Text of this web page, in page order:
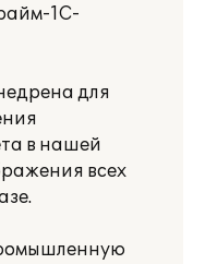
1С-
для
в нашей
всех